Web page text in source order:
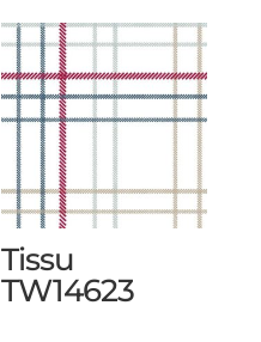
Tissu
TW14623